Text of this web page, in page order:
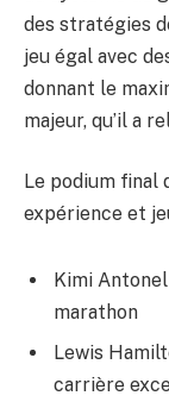
des stratégies
jeu égal avec
donnant le
majeur, qu’il a
Le podium final
expérience et
Kimi
marathon
Lewis
carrière